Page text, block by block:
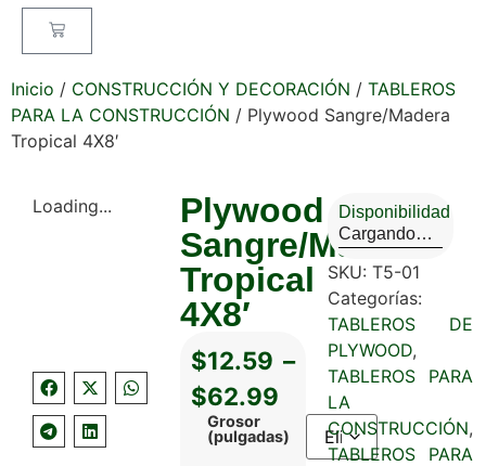
Inicio / CONSTRUCCIÓN Y DECORACIÓN / TABLEROS
PARA LA CONSTRUCCIÓN / Plywood Sangre/Madera
Tropical 4X8′
Loading...
Plywood
Sangre/Madera
Tropical
4X8′
$12.59 –
$62.99
Grosor
(pulgadas)
Disponibilidad
Cargando…
SKU: T5-01
Categorías:
TABLEROS DE
PLYWOOD,
TABLEROS PARA
LA
CONSTRUCCIÓN,
TABLEROS PARA